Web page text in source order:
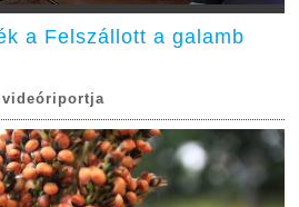
a Felszállott a galamb
videóriportja